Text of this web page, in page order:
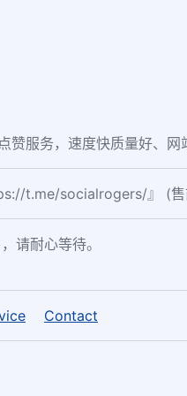
赞服务，速度快质量好、
t.me/socialrogers/』 (售
请耐心等待。
Contact